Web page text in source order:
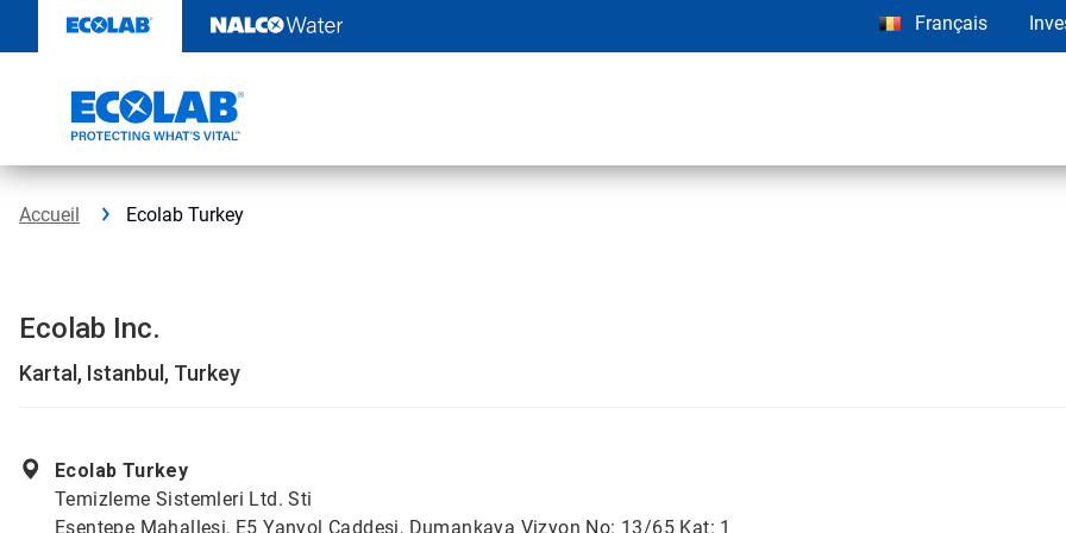
contenu
Français
Accueil Ecolab Turkey
Ecolab Inc.
Kartal, Istanbul, Turkey
Ecolab Turkey
Temizleme Sistemleri Ltd. Sti
Esentepe Mahallesi, E5 Yanyol Caddesi, Dumankaya Vizyon No: 13/65 Kat: 1